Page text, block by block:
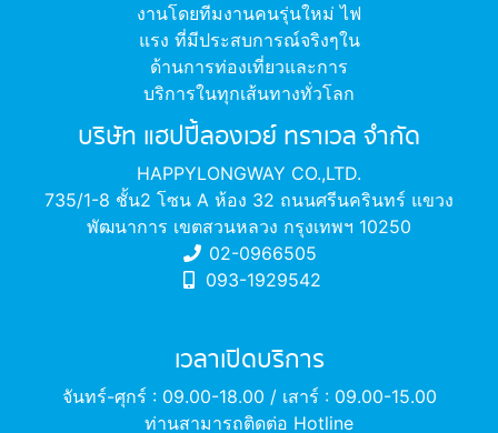
งานโดยทีมงานคนรุ่นใหม่ ไฟ
แรง ที่มีประสบการณ์จริงๆใน
ด้านการท่องเที่ยวและการ
บริการในทุกเส้นทางทั่วโลก
บริษัท แฮปปี้ลองเวย์ ทราเวล จำกัด
HAPPYLONGWAY CO.,LTD.
735/1-8 ชั้น2 โซน A ห้อง 32 ถนนศรีนครินทร์ แขวง
พัฒนาการ เขตสวนหลวง กรุงเทพฯ 10250
02-0966505
093-1929542
เวลาเปิดบริการ
จันทร์-ศุกร์ : 09.00-18.00 / เสาร์ : 09.00-15.00
ท่านสามารถติดต่อ Hotline